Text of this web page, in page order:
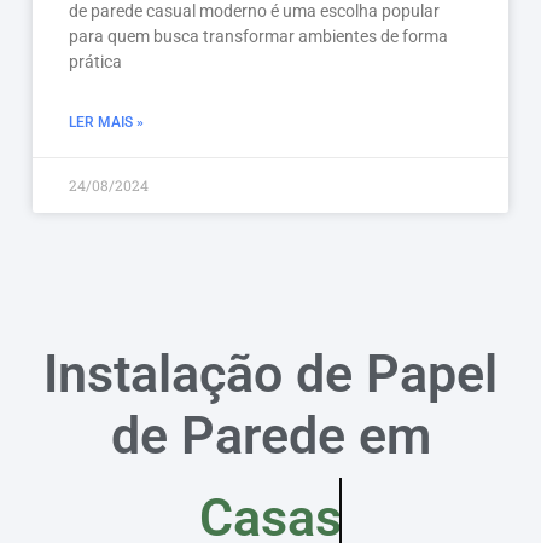
de parede casual moderno é uma escolha popular
para quem busca transformar ambientes de forma
prática
LER MAIS »
24/08/2024
Instalação de Papel
de Parede em
Casas